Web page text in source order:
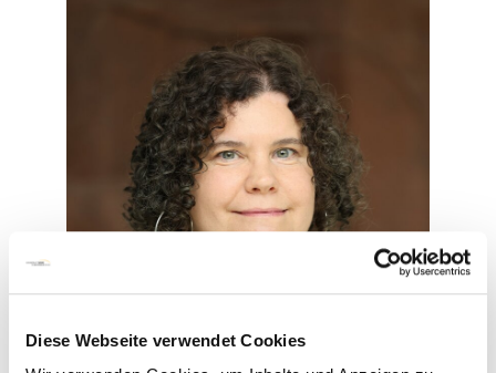
Diese Webseite verwendet Cookies